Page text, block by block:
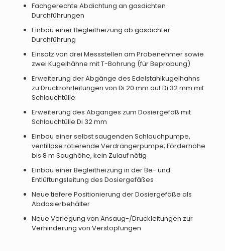
Fachgerechte Abdichtung an gasdichten
Durchführungen
Einbau einer Begleitheizung ab gasdichter
Durchführung
Einsatz von drei Messstellen am Probenehmer sowie
zwei Kugelhähne mit T-Bohrung (für Beprobung)
Erweiterung der Abgänge des Edelstahlkugelhahns
zu Druckrohrleitungen von Di 20 mm auf Di 32 mm mit
Schlauchtülle
Erweiterung des Abganges zum Dosiergefäß mit
Schlauchtülle Di 32 mm
Einbau einer selbst saugenden Schlauchpumpe,
ventillose rotierende Verdrängerpumpe; Förderhöhe
bis 8 m Saughöhe, kein Zulauf nötig
Einbau einer Begleitheizung in der Be- und
Entlüftungsleitung des Dosiergefäßes
Neue tiefere Positionierung der Dosiergefäße als
Abdosierbehälter
Neue Verlegung von Ansaug-/Druckleitungen zur
Verhinderung von Verstopfungen